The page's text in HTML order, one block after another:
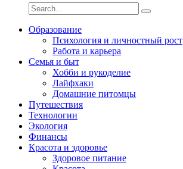
Образование
Психология и личностный рост
Работа и карьера
Семья и быт
Хобби и рукоделие
Лайфхаки
Домашние питомцы
Путешествия
Технологии
Экология
Финансы
Красота и здоровье
Здоровое питание